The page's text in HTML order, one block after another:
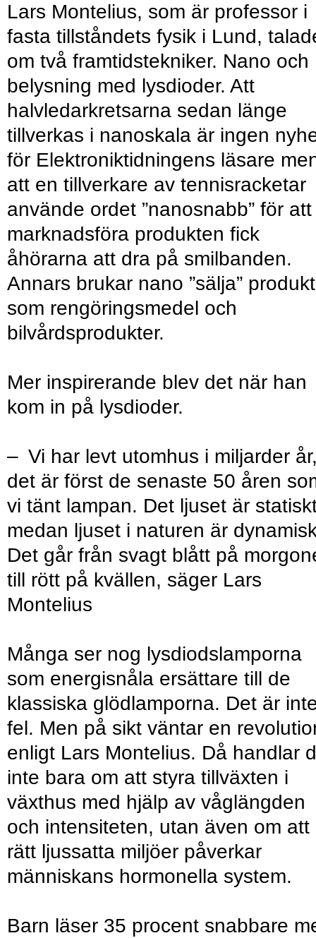
Lars Montelius, som är professor i
fasta tillståndets fysik i Lund,
om två framtidstekniker. Nano och
belysning med lysdioder. Att
halvledarkretsarna sedan länge
tillverkas i nanoskala är ingen
för Elektroniktidningens läsare
att en tillverkare av tennisracketar
använde ordet ”nanosnabb” för att
marknadsföra produkten fick
åhörarna att dra på smilbanden.
Annars brukar nano ”sälja”
som rengöringsmedel och
bilvårdsprodukter.
Mer inspirerande blev det när han
kom in på lysdioder.
– Vi har levt utomhus i miljarder
det är först de senaste 50 åren
vi tänt lampan. Det ljuset är
medan ljuset i naturen är
Det går från svagt blått på
till rött på kvällen, säger Lars
Montelius
Många ser nog lysdiodslamporna
som energisnåla ersättare till de
klassiska glödlamporna. Det är
fel. Men på sikt väntar en
enligt Lars Montelius. Då handlar
inte bara om att styra tillväxten i
växthus med hjälp av våglängden
och intensiteten, utan även om att
rätt ljussatta miljöer påverkar
människans hormonella system.
Barn läser 35 procent snabbare